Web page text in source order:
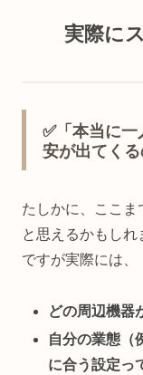
実際に
✅「本当に
安が出てく
たしかに、ここま
と思えるかもしれ
ですが実際には、
どの周辺機器
自分の業態（
に合う設定っ